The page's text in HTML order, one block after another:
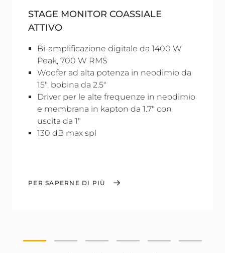
STAGE MONITOR COASSIALE
ATTIVO
Bi-amplificazione digitale da 1400 W
Peak, 700 W RMS
Woofer ad alta potenza in neodimio da
15", bobina da 2.5"
Driver per le alte frequenze in neodimio
e membrana in kapton da 1.7" con
uscita da 1"
130 dB max spl
PER SAPERNE DI PIÙ